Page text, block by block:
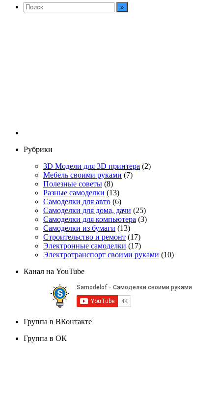
Рубрики
3D Модели для 3D принтера (2)
Мебель своими руками (7)
Полезные советы (8)
Разные самоделки (13)
Самоделки для авто (6)
Самоделки для дома, дачи (25)
Самоделки для компьютера (3)
Самоделки из бумаги (13)
Строительство и ремонт (17)
Электронные самоделки (17)
Электротранспорт своими руками (10)
Канал на YouTube
Группа в ВКонтакте
Группа в ОК